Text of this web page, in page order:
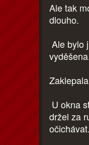
Ale tak
dlouho.
Ale bylo
U okna
držel za
očichávat.